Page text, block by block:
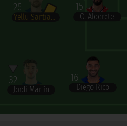
15
O. Alderete
16
Diego Rico
25
Yellu Santiago
32
Jordi Martín